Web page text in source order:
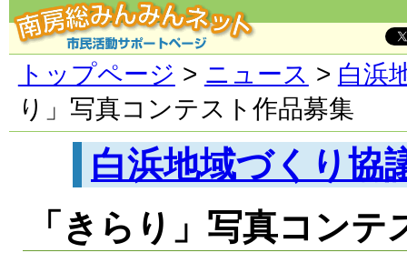
トップページ > ニュース > 白浜
り」写真コンテスト作品募集
白浜地域づくり協
「きらり」写真コンテ